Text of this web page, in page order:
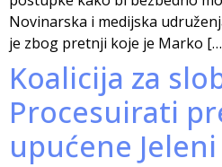
Novinarska i medijska
je zbog pretnji koje je Marko
Koalicija za
Procesuirati
upućene